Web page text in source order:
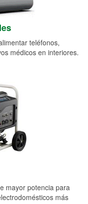
teléfonos,
médicos en interiores.
mayor potencia para
más